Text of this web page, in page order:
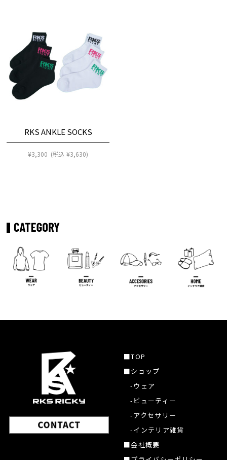
RKS ANKLE SOCKS
¥3,300 (税込 ¥3,630)
■TOP
■ショップ
-ウェア
-ビューティー
-アクセサリー
-インテリア雑貨
■会社概要